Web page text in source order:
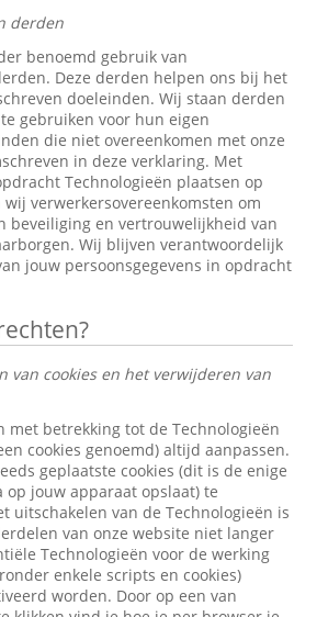
derden
benoemd gebruik van
Deze derden helpen ons bij het
doeleinden. Wij staan derden
gebruiken voor hun eigen
die niet overeenkomen met onze
in deze verklaring. Met
Technologieën plaatsen op
verwerkersovereenkomsten om
beveiliging en vertrouwelijkheid van
Wij blijven verantwoordelijk
jouw persoonsgegevens in opdracht
van cookies en het verwijderen van
met betrekking tot de Technologieën
cookies genoemd) altijd aanpassen.
geplaatste cookies (dit is de enige
op jouw apparaat opslaat) te
uitschakelen van de Technologieën is
van onze website niet langer
Technologieën voor de werking
enkele scripts en cookies)
worden. Door op een van